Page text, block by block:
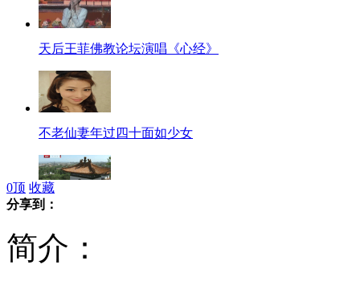
天后王菲佛教论坛演唱《心经》
不老仙妻年过四十面如少女
0顶 收藏
分享到：
简介：